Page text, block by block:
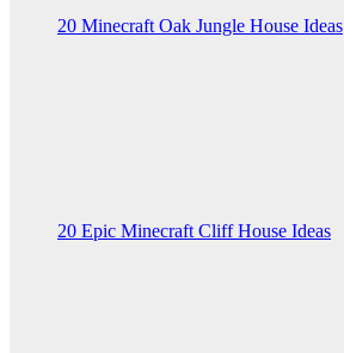
20 Minecraft Oak Jungle House Ideas
20 Epic Minecraft Cliff House Ideas